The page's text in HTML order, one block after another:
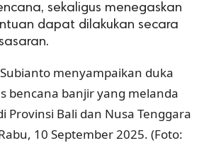
sekaligus menegaskan
dapat dilakukan secara
menyampaikan duka
bencana banjir yang melanda
Provinsi Bali dan Nusa Tenggara
10 September 2025. (Foto: